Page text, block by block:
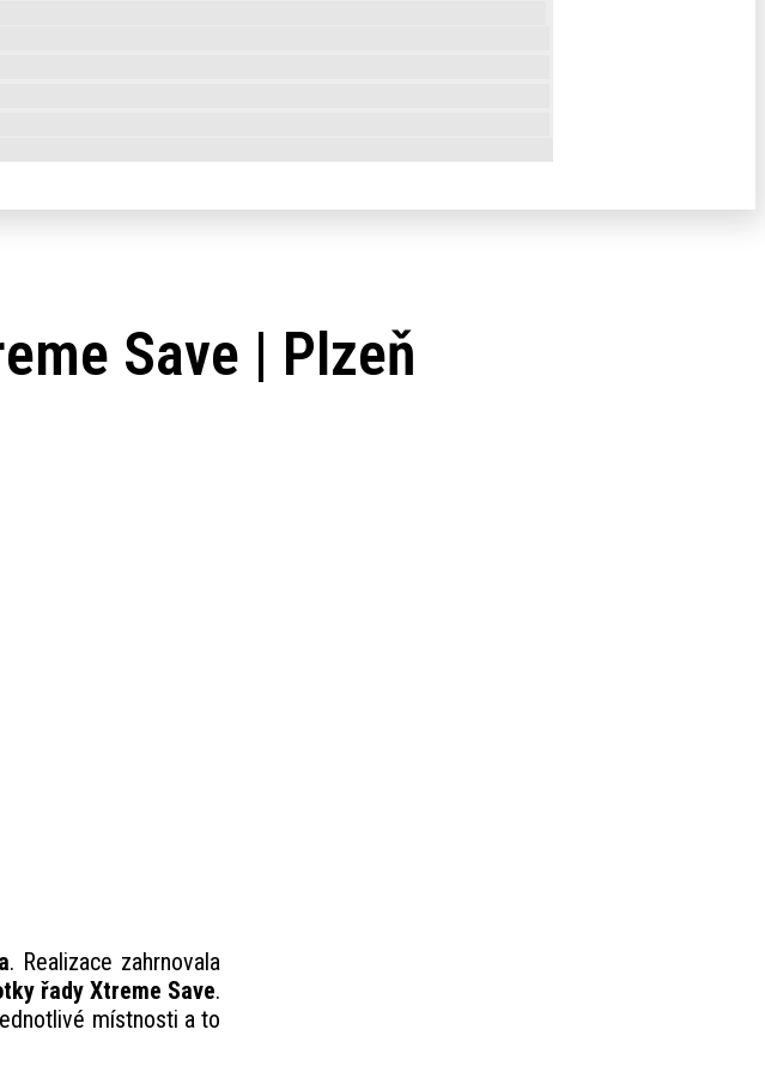
Save | Plzeň
. Realizace zahrnovala
řady Xtreme Save.
místnosti a to